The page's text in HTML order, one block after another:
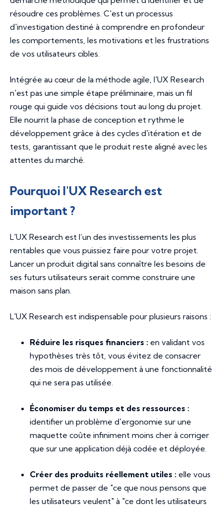
résoudre ces problèmes. C'est un processus
d'investigation destiné à comprendre en profondeur
les comportements, les motivations et les frustrations
de vos utilisateurs cibles.
Intégrée au cœur de la méthode agile, l'UX Research
n'est pas une simple étape préliminaire, mais un fil
rouge qui guide vos décisions tout au long du projet.
Elle nourrit la phase de conception et rythme le
développement grâce à des cycles d'itération et de
tests, garantissant que le produit reste aligné avec les
attentes du marché.
Pourquoi l'UX Research est
important ?
L'UX Research est l’un des investissements les plus
rentables que vous puissiez faire pour votre projet.
Lancer un produit digital sans connaître les besoins de
ses futurs utilisateurs serait comme construire une
maison sans plan.
L'UX Research est indispensable pour plusieurs raisons :
Réduire les risques financiers : en validant vos
hypothèses très tôt, vous évitez de consacrer
des mois de développement à une fonctionnalité
qui ne sera pas utilisée.
Économiser du temps et des ressources :
identifier un problème d'ergonomie sur une
maquette coûte infiniment moins cher à corriger
que sur une application déjà codée et déployée.
Créer des produits réellement utiles : elle vous
permet de passer de "ce que nous pensons que
les utilisateurs veulent" à "ce dont les utilisateurs